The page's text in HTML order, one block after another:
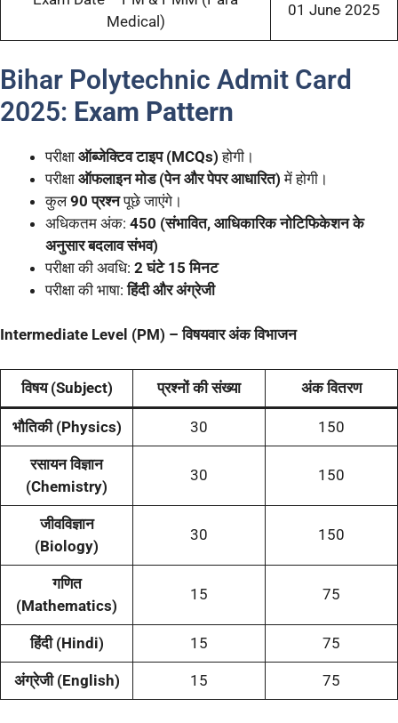
Medical)
01 June 2025
Bihar Polytechnic Admit Card
2025: Exam Pattern
परीक्षा ऑब्जेक्टिव टाइप (MCQs) होगी।
परीक्षा ऑफलाइन मोड (पेन और पेपर आधारित) में होगी।
कुल90 प्रश्नपूछे जाएंगे।
अधिकतम अंक: 450 (संभावित, आधिकारिक नोटिफिकेशन के
अनुसार बदलाव संभव)
परीक्षा की अवधि: 2 घंटे 15 मिनट
परीक्षा की भाषा:हिंदी और अंग्रेजी
Intermediate Level (PM) – विषयवार अंक विभाजन
विषय (Subject) प्रश्नों की संख्या अंक वितरण
भौतिकी (Physics) 30 150
रसायन विज्ञान
(Chemistry)
30 150
जीवविज्ञान
(Biology)
30 150
गणित
(Mathematics)
15 75
हिंदी (Hindi) 15 75
अंग्रेजी (English) 15 75